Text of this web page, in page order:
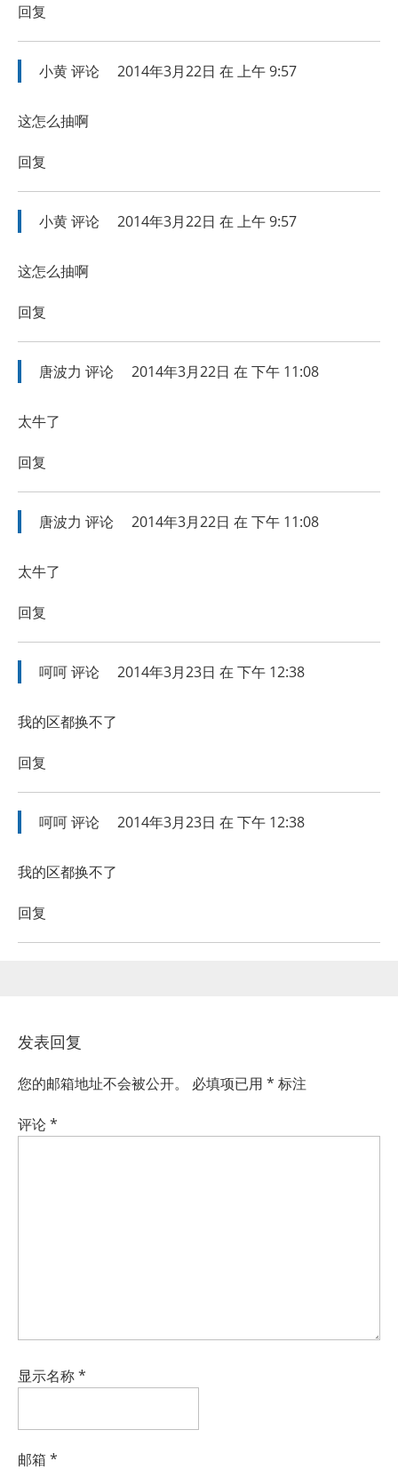
回复
小黄评论 2014年3月22日 在 上午 9:57
这怎么抽啊
回复
小黄评论 2014年3月22日 在 上午 9:57
这怎么抽啊
回复
唐波力 评论 2014年3月22日 在 下午 11:08
太牛了
回复
唐波力 评论 2014年3月22日 在 下午 11:08
太牛了
回复
呵呵评论 2014年3月23日 在 下午 12:38
我的区都换不了
回复
呵呵评论 2014年3月23日 在 下午 12:38
我的区都换不了
回复
发表回复
您的邮箱地址不会被公开。 必填项已用 * 标注
评论*
显示名称*
邮箱 *